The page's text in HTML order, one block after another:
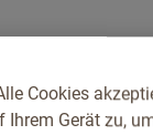
Cookies
Ihrem Gerät zu,